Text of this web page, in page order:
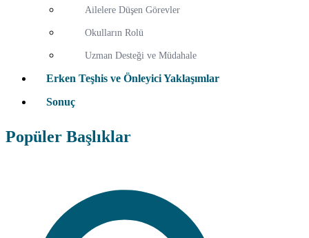
Ailelere Düşen Görevler
Okulların Rolü
Uzman Desteği ve Müdahale
Erken Teşhis ve Önleyici Yaklaşımlar
Sonuç
Popüler Başlıklar